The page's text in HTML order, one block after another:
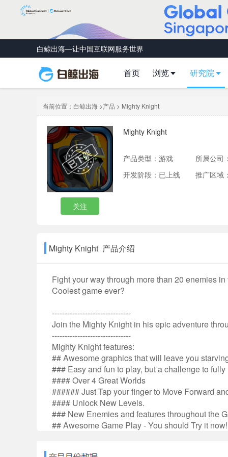
白鲸出海—让中国互联网服务世界
首页 浏览 研究院
当前位置： 白鲸出海 >产品 > Mighty Knight
关注
Mighty Knight
产品类型： 游戏
开发阶段：已上线
所属公司
推广区域
Mighty Knight 产品介绍
Fight your way through more than 20 enemies
Coolest game ever?
-------------------------------
Join the Mighty Knight in his epic adventure
-------------------------------
Mighty Knight features:
## Awesome graphics that will leave you
### Easy and fun to play, but a challenge to fully
#### Over 4 Great Worlds
###### Just Tap your finger to Move Forward
#### Unlock New Levels.
### New Enemies and features throughout the
## Awesome Game Play - You should Try it now!